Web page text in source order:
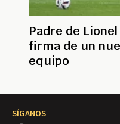
Padre de
firma de un
equipo
SÍGANOS